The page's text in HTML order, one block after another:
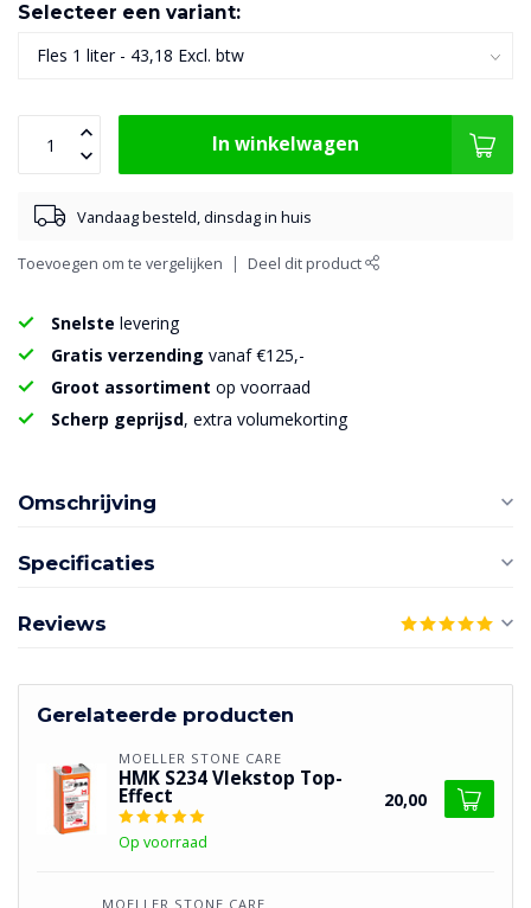
Selecteer een variant:
In winkelwagen
Vandaag besteld, dinsdag in huis
Toevoegen om te vergelijken Deel dit product
Snelste levering
Gratis verzending vanaf €125,-
Groot assortiment op voorraad
Scherp geprijsd, extra volumekorting
Omschrijving
Specificaties
Reviews
Gerelateerde producten
MOELLER STONE CARE
HMK S234 Vlekstop Top-
Effect
Op voorraad
20,00
MOELLER STONE CARE